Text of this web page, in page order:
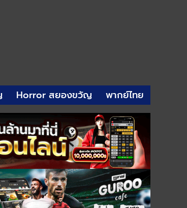
Horror สยองขวัญ พากย์ไทย